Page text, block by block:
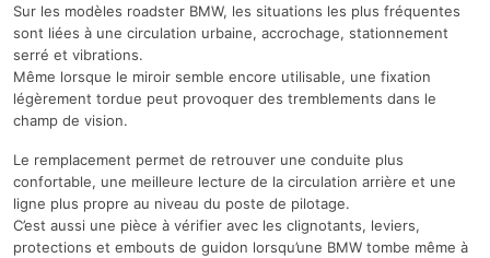
Sur les modèles roadster BMW, les situations les plus fréquentes
sont liées à une circulation urbaine, accrochage, stationnement
serré et vibrations.
Même lorsque le miroir semble encore utilisable, une fixation
légèrement tordue peut provoquer des tremblements dans le
champ de vision.
Le remplacement permet de retrouver une conduite plus
confortable, une meilleure lecture de la circulation arrière et une
ligne plus propre au niveau du poste de pilotage.
C’est aussi une pièce à vérifier avec les clignotants, leviers,
protections et embouts de guidon lorsqu’une BMW tombe même à